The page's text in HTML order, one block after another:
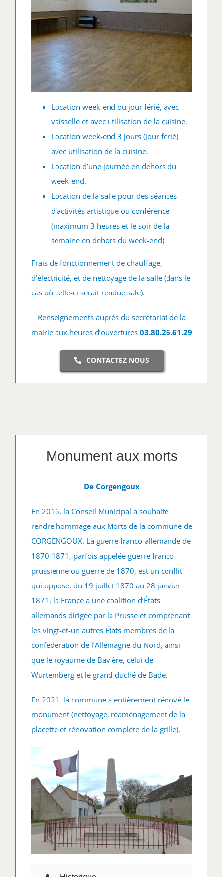
Location week-end ou jour férié, avec
vaisselle et avec utilisation de la cuisine.
Location week-end 3 jours (jour férié)
avec utilisation de la cuisine.
Location d’une journée en dehors du
week-end.
Location de la salle pour des séances
d’activités artistique ou conférence
(maximum 3 heures et le soir de la
semaine en dehors du week-end)
Frais de fonctionnement de chauffage,
d’électricité, et de nettoyage de la salle (dans le
cas où celle-ci serait rendue sale).
Renseignements auprès du secrétariat de la
mairie aux heures d’ouvertures 03.80.26.61.29
CONTACTEZ NOUS
Monument aux morts
De Corgengoux
En 2016, la Conseil Municipal a souhaité
rendre hommage aux Morts de la commune de
CORGENGOUX. La guerre franco-allemande de
1870-1871, parfois appelée guerre franco-
prussienne ou guerre de 1870, est un conflit
qui oppose, du 19 juillet 1870 au 28 janvier
1871, la France a une coalition d’États
allemands dirigée par la Prusse et comprenant
les vingt-et-un autres États membres de la
confédération de l’Allemagne du Nord, ainsi
que le royaume de Bavière, celui de
Wurtemberg et le grand-duché de Bade.
En 2021, la commune a entièrement rénové le
monument (nettoyage, réaménagement de la
placette et rénovation complète de la grille).